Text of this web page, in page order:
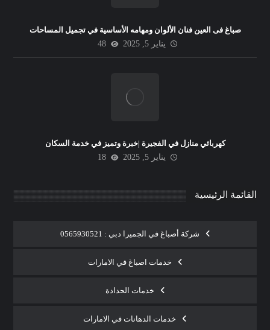
صباغ فى العين فنان الألوان ومهامه الأساسية في تجميل المساحات
يناير 5, 2025
48
كهربائي منازل في الفجيرة |خبرة وتميز في خدمة السكان
يناير 5, 2025
18
القائمة الرئيسية
شركة أصباغ في الجميرا دبي : 0565930521
خدمات اصباغ في الامارات
خدمات الحدادة
خدمات الدهانات في الامارات